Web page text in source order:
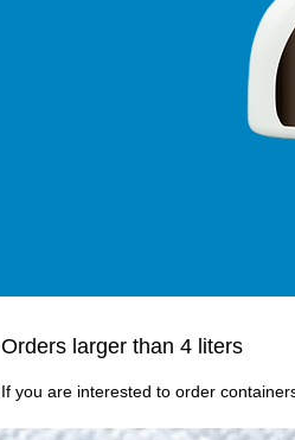
Οrders larger than 4 liters
If you are interested to order